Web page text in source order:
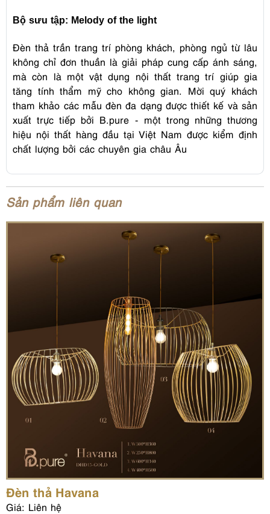
Bộ sưu tập: Melody of the light
Đèn thả trần trang trí phòng khách, phòng ngủ từ lâu
không chỉ đơn thuần là giải pháp cung cấp ánh sáng,
mà còn là một vật dụng nội thất trang trí giúp gia
tăng tính thẩm mỹ cho không gian. Mời quý khách
tham khảo các mẫu đèn đa dạng được thiết kế và sản
xuất trực tiếp bởi B.pure - một trong những thương
hiệu nội thất hàng đầu tại Việt Nam được kiểm định
chất lượng bởi các chuyên gia châu Âu
Sản phẩm liên quan
Đèn thả Havana
Giá: Liên hệ